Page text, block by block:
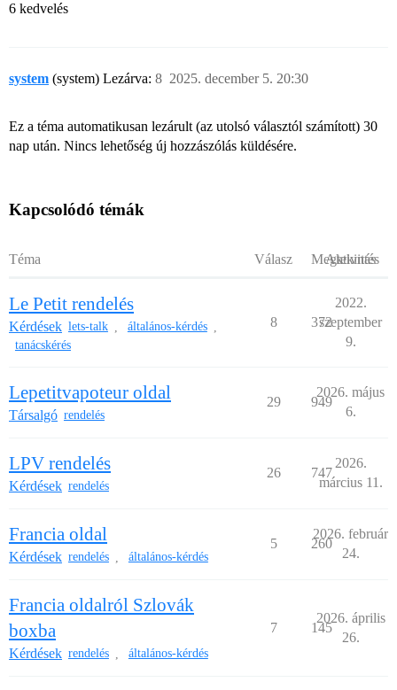
6 kedvelés
system (system) Lezárva: 2025. december 5. 20:30
8
Ez a téma automatikusan lezárult (az utolsó választól számított) 30
nap után. Nincs lehetőség új hozzászólás küldésére.
Kapcsolódó témák
Téma Válasz Megtekintés
Aktivitás
Le Petit rendelés
Kérdések lets-talk általános-kérdés
tanácskérés
8 372
2022.
szeptember
9.
Lepetitvapoteur oldal
Társalgó rendelés
29 949
2026. május
6.
LPV rendelés
Kérdések rendelés
26 747
2026.
március 11.
Francia oldal
Kérdések rendelés általános-kérdés
5 260
2026. február
24.
Francia oldalról Szlovák
boxba
Kérdések rendelés általános-kérdés
7 145
2026. április
26.